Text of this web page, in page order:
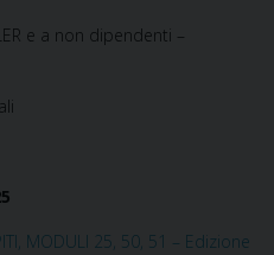
e a non dipendenti –
MODULI 25, 50, 51 – Edizione